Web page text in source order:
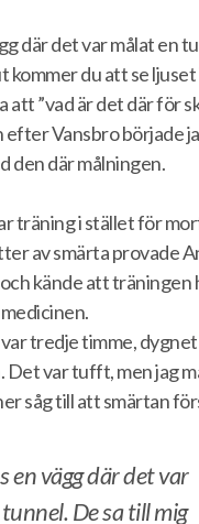
där det var målat en
kommer du att se ljuset
att ”vad är det där för
efter Vansbro började
den där målningen.
träning i stället för
av smärta provade
kände att träningen
var tredje timme,
var tufft, men jag
såg till att smärtan
en vägg där det var
De sa till mig